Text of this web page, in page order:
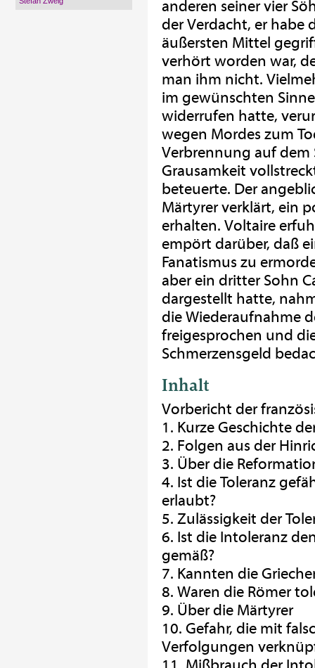
anderen seiner vier
der Verdacht, er habe
äußersten Mittel
verhört worden war,
man ihm nicht.
im gewünschten
widerrufen hatte,
wegen Mordes zum
Verbrennung auf dem
Grausamkeit
beteuerte. Der
Märtyrer verklärt, ein
erhalten. Voltaire
empört darüber, daß
Fanatismus zu
aber ein dritter Sohn
dargestellt hatte,
die Wiederaufnahme
freigesprochen und
Schmerzensgeld
Inhalt
Vorbericht der
1. Kurze Geschichte
2. Folgen aus der
3. Über die
4. Ist die Toleranz
erlaubt?
5. Zulässigkeit der
6. Ist die Intoleranz
gemäß?
7. Kannten die
8. Waren die Römer
9. Über die Märtyrer
10. Gefahr, die mit
Verfolgungen